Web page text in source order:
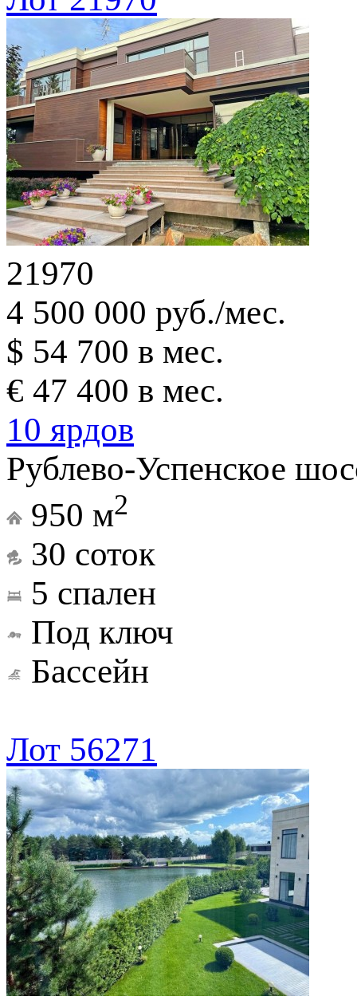
21970
4 500 000 руб./мес.
$ 54 700 в мес.
€ 47 400 в мес.
10 ярдов
Рублево-Успенское
950 м2
30 соток
5 спален
Под ключ
Бассейн
Лот 56271